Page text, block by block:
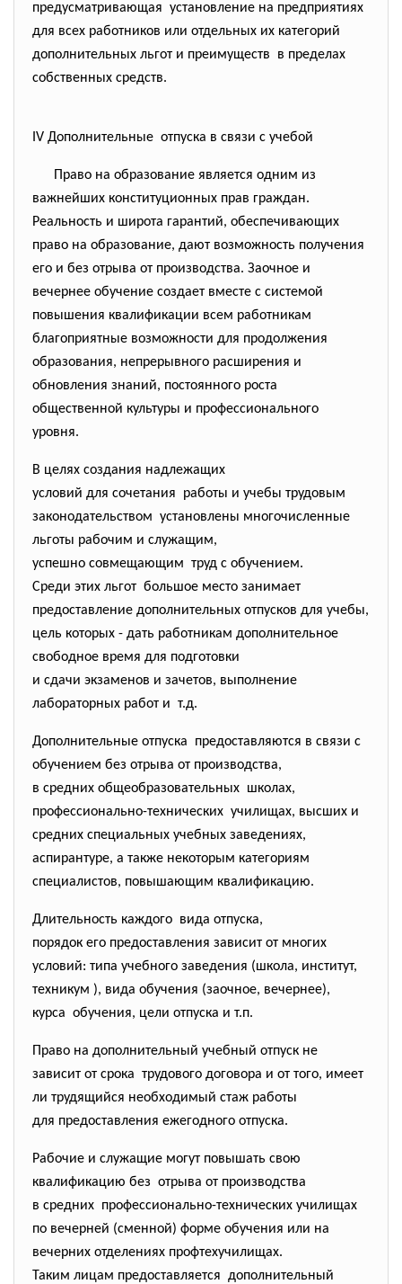
предусматривающая установление на предприятиях
для всех работников или отдельных их категорий
дополнительных льгот и преимуществ в пределах
собственных средств.
IV Дополнительные отпуска в связи с учебой
Право на образование является одним из
важнейших конституционных прав граждан.
Реальность и широта гарантий, обеспечивающих
право на образование, дают возможность получения
его и без отрыва от производства. Заочное и
вечернее обучение создает вместе с системой
повышения квалификации всем работникам
благоприятные возможности для продолжения
образования, непрерывного расширения и
обновления знаний, постоянного роста
общественной культуры и профессионального
уровня.
В целях создания надлежащих
условий для сочетания работы и учебы трудовым
законодательством установлены многочисленные
льготы рабочим и служащим,
успешно совмещающим труд с обучением.
Среди этих льгот большое место занимает
предоставление дополнительных отпусков для учебы,
цель которых - дать работникам дополнительное
свободное время для подготовки
и сдачи экзаменов и зачетов, выполнение
лабораторных работ и т.д.
Дополнительные отпуска предоставляются в связи с
обучением без отрыва от производства,
в средних общеобразовательных школах,
профессионально-технических училищах, высших и
средних специальных учебных заведениях,
аспирантуре, а также некоторым категориям
специалистов, повышающим квалификацию.
Длительность каждого вида отпуска,
порядок его предоставления зависит от многих
условий: типа учебного заведения (школа, институт,
техникум ), вида обучения (заочное, вечернее),
курса обучения, цели отпуска и т.п.
Право на дополнительный учебный отпуск не
зависит от срока трудового договора и от того, имеет
ли трудящийся необходимый стаж работы
для предоставления ежегодного отпуска.
Рабочие и служащие могут повышать свою
квалификацию без отрыва от производства
в средних профессионально-технических училищах
по вечерней (сменной) форме обучения или на
вечерних отделениях профтехучилищах.
Таким лицам предоставляется дополнительный